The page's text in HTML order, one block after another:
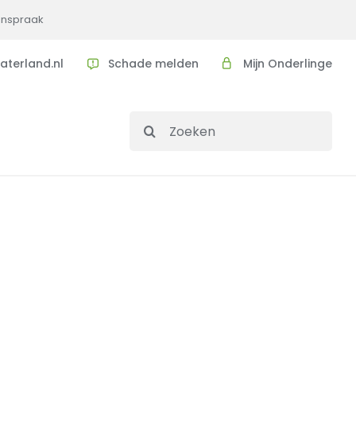
Schade melden Mijn Onderlinge
Search